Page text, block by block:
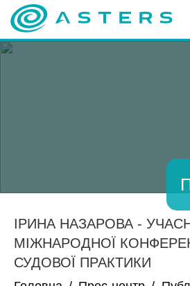
ІРИНА НАЗАРОВА -
МІЖНАРОДНОЇ
СУДОВОЇ ПРАКТИКИ